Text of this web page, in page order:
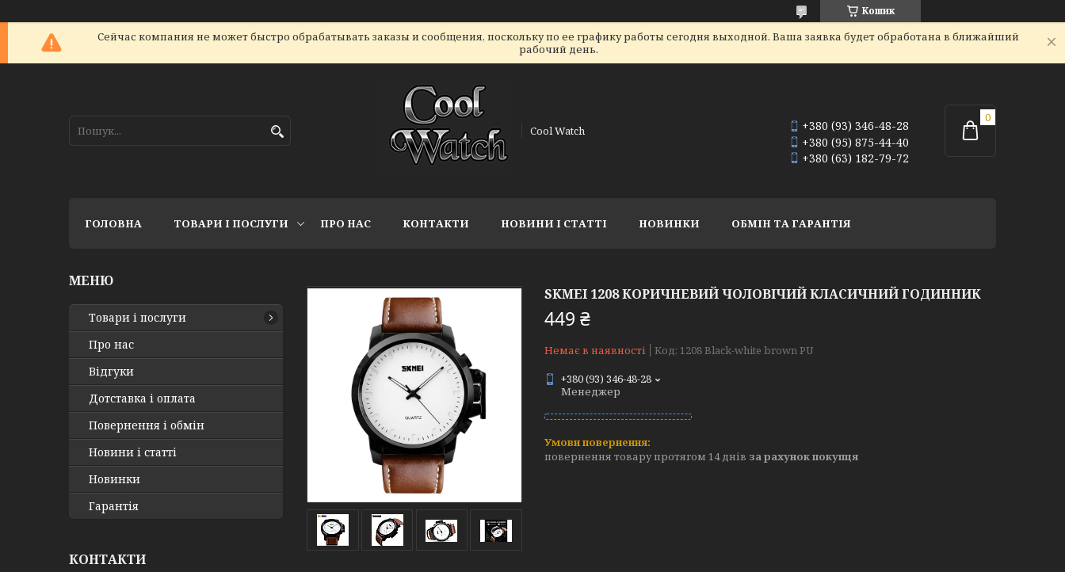
Кошик
Сейчас компания не может быстро обрабатывать заказы и сообщения, поскольку по ее графику работы сегодня выходной. Ваша заявка будет обработана в ближайший
рабочий день.
Cool Watch
+380 (93) 346-48-28
+380 (95) 875-44-40
+380 (63) 182-79-72
ГОЛОВНА ТОВАРИ І ПОСЛУГИ ПРО НАС КОНТАКТИ НОВИНИ І СТАТТІ НОВИНКИ ОБМІН ТА ГАРАНТІЯ
SKMEI 1208 КОРИЧНЕВИЙ ЧОЛОВІЧИЙ КЛАСИЧНИЙ ГОДИННИК
449 ₴
Немає в наявності Код: 1208 Black-white brown PU
+380 (93) 346-48-28
Менеджер
повернення товару протягом 14 днів за рахунок покупця
Товари і послуги
Про нас
Відгуки
Дотставка і оплата
Повернення і обмін
Новини і статті
Новинки
Гарантія
КОНТАКТИ